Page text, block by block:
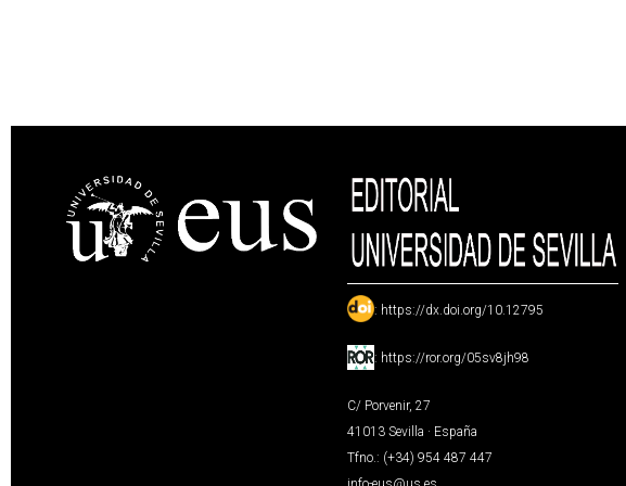
: https://dx.doi.org/10.12795
: https://ror.org/05sv8jh98
C/ Porvenir, 27
41013 Sevilla · España
Tfno.: (+34) 954 487 447